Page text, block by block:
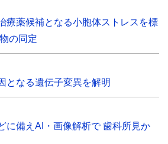
療薬候補となる小胞体ストレスを標
の同定
となる遺伝子変異を解明
に備えAI・画像解析で 歯科所見か